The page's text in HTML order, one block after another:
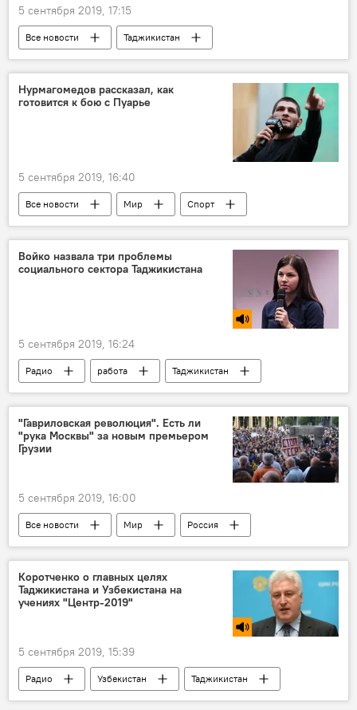
5 сентября 2019, 17:15
Все новости
Таджикистан
Общество
Центральная Азия ООН
Нурмагомедов рассказал, как
готовится к бою с Пуарье
5 сентября 2019, 16:40
Все новости Мир
Спорт
Хабиб Нурмагомедов
Войко назвала три проблемы
социального сектора Таджикистана
5 сентября 2019, 16:24
Радио работа
Таджикистан
Миграция
"Гавриловская революция". Есть ли
"рука Москвы" за новым премьером
Грузии
5 сентября 2019, 16:00
Все новости Мир
Россия
Грузия
Коротченко о главных целях
Таджикистана и Узбекистана на
учениях "Центр-2019"
5 сентября 2019, 15:39
Радио Узбекистан
Таджикистан
военные учения